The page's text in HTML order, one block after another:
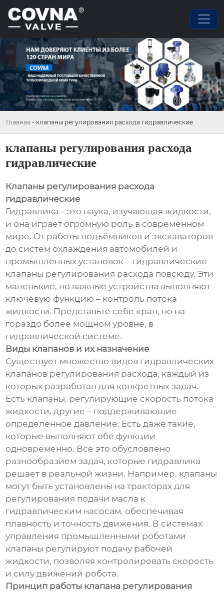
Главная - клапаны регулирования расхода гидравлические
клапаны регулирования расхода
гидравлические
Клапаны регулирования расхода
гидравлические
Гидравлика – это наука, изучающая жидкости,
и она играет огромную роль в современном
мире. От работы подъёмников и экскаваторов
до систем охлаждения автомобилей и
промышленных установок – гидравлические
клапаны регулирования расхода повсюду. Эти
маленькие, но важные устройства выполняют
ключевую функцию – контроль потока
жидкости. Представьте себе кран, но на
гораздо более мощном уровне, в
гидравлической системе.
Виды клапанов и их назначение
Существует множество видов гидравлических
клапанов регулирования расхода, каждый из
которых разработан для конкретных задач.
Есть клапаны, регулирующие скорость потока
жидкости, другие – поддерживающие
определённое давление. Есть даже такие,
которые выполняют обе функции
одновременно. Всё это обусловлено
разнообразием задач, которые гидравлика
решает в реальной жизни. Например, клапаны
могут быть установлены на тракторах для
регулирования подачи масла к
гидравлическим насосам, обеспечивая
плавность и точность движения. В системах
управления промышленными роботами
клапаны регулируют подачу рабочей
жидкости, позволяя контролировать скорость
и силу движений робота.
Принцип работы клапана регулирования